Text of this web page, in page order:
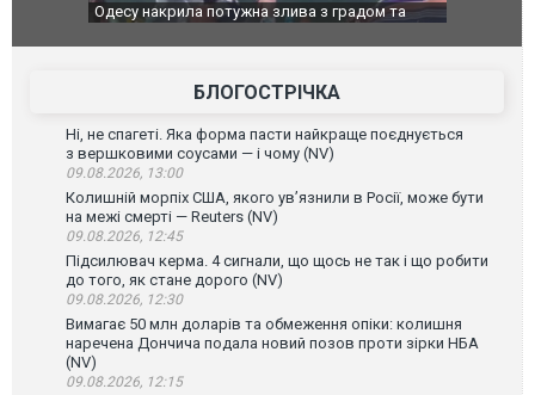
Одесу накрила потужна злива з градом та
ураганним вітром
Вже
БЛОГОСТРІЧКА
Ні, не спагеті. Яка форма пасти найкраще поєднується
з вершковими соусами — і чому (NV)
09.08.2026, 13:00
Колишній морпіх США, якого ув’язнили в Росії, може бути
на межі смерті — Reuters (NV)
09.08.2026, 12:45
Підсилювач керма. 4 сигнали, що щось не так і що робити
до того, як стане дорого (NV)
09.08.2026, 12:30
Вимагає 50 млн доларів та обмеження опіки: колишня
наречена Дончича подала новий позов проти зірки НБА
(NV)
09.08.2026, 12:15